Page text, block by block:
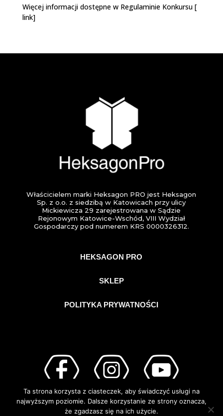
Więcej informacji dostępne w Regulaminie Konkursu [
link]
Właścicielem marki Heksagon PRO jest Heksagon
Sp. z o.o. z siedzibą w Katowicach przy ulicy
Mickiewicza 29 zarejestrowana w Sądzie
Rejonowym Katowice-Wschód, VIII Wydział
Gospodarczy pod numerem KRS 0000326312.
HEKSAGON PRO
SKLEP
POLITYKA PRYWATNOŚCI
Ta strona korzysta z ciasteczek, aby świadczyć usługi na
najwyższym poziomie. Dalsze korzystanie ze strony oznacza,
że zgadzasz się na ich użycie.